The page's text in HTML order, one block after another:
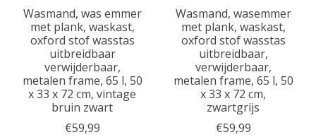
Wasmand, was emmer
met plank, waskast,
oxford stof wasstas
uitbreidbaar
verwijderbaar,
metalen frame, 65 l, 50
x 33 x 72 cm, vintage
bruin zwart
€59,99
Wasmand, wasemmer
met plank, waskast,
oxford stof wasstas
uitbreidbaar,
verwijderbaar,
metalen frame, 65 l, 50
x 33 x 72 cm,
zwartgrijs
€59,99